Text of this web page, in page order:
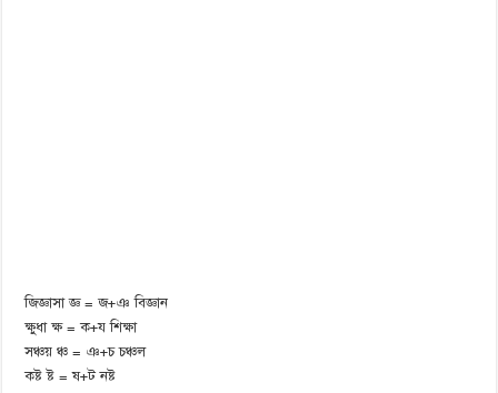
জিজ্ঞাসা জ্ঞ = জ+ঞ বিজ্ঞান
ক্ষুধা ক্ষ = ক+য শিক্ষা
সঞ্চয় ঞ্চ = ঞ+চ চঞ্চল
কষ্ট ষ্ট = ষ+ট নষ্ট